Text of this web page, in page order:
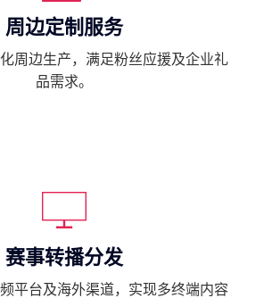
周边定制服务
周边生产，满足粉丝应援及企业礼
品需求。
赛事转播分发
平台及海外渠道，实现多终端内容